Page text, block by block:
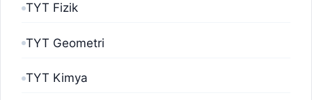
TYT Fizik
TYT Geometri
TYT Kimya